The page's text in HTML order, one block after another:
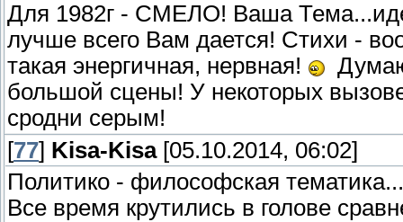
Для 1982г - СМЕЛО! Ваша
лучше всего Вам дается! Стихи -
такая энергичная, нервная!
большой сцены! У некоторых
сродни серым!
[77] Kisa-Kisa[05.10.2014, 06:02]
Политико - философская тематика...
Все время крутились в голове